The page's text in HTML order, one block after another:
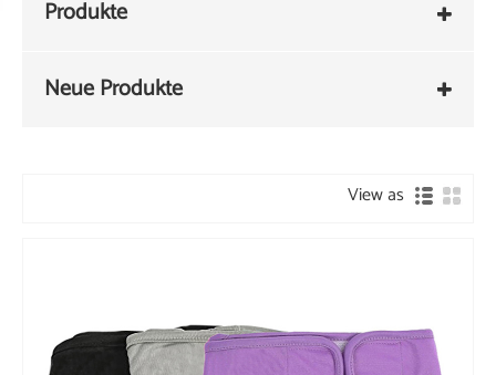
Produkte
Neue Produkte
View as